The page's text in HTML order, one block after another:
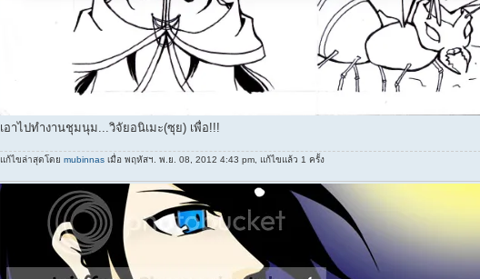
เอาไปทำงานชุมนุม...วิจัยอนิเมะ(ซุย) เพื่อ!!!
แก้ไขล่าสุดโดย mubinnasเมื่อ พฤหัสฯ. พ.ย. 08, 2012 4:43 pm, แก้ไขแล้ว 1 ครั้ง